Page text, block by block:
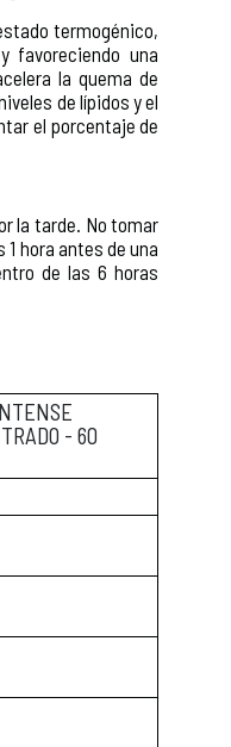
termogénico,
favoreciendo una
la quema de
de lípidos y el
el porcentaje de
la tarde. No tomar
hora antes de una
de las 6 horas
- 60